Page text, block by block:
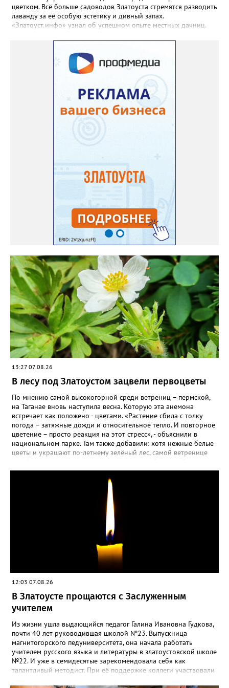
цветком. Всё больше садоводов Златоуста стремятся разводить
лаванду за её особую эстетику и дивный запах.
«Златоуст.инфо» узнал об успешном опыте местных дачниц.
семян (на фото), - отметила «Златоуст.инфо» хозяйка частного
дома Екатерина Бойко. – Посадила вдоль забора, потому что
низины этот цветок не любит. Вот уже второй год растет и
радует меня. Соседи просят саженцы: аромат и до них
доносится. В конце лета собираю лаванду в пучки, сушу –
получаются букеты и саше одновременно. Лаванда широко
используется и в кулинарии». Семена, отметила собеседница
нашего портала, у неё были сорта «Вознесенская узколистная».
Только она хорошо зимует без укрытия. Всхожесть оказалась
на удивление хорошей: из пяти семян из каждой пачки четыре
взошли даже без стратификации. После покупки (по весне)
садовод советует сразу убрать семена в холодильник на два
месяца, а место посадки - мульчировать мелкой корой. Семена
самосевом в ней отлично прорастают. Если иногда срезать
сухие цветы и стряхивать семена вокруг куртины, лаванда
весной прорастет сама. Ещё один секрет – этот символ
Прованса не любит «вкусную» почву. Добавляйте в посадочную
яму гравий и песок – требуется хороший дренаж. В первый год
Екатерина рекомендует цветы убирать, чтобы силы куста
пошли на наращивание корневой системы. А со второго года
пусть лаванда цветёт во всю силу! Фото: Екатерина Бойко,
специально для «Златоуст.инфо». Обсуждение новости здесь
ВКОНТАКТЕ https://vk.com/newszlatoust74
13:27 07.08.26
В лесу под Златоустом зацвели первоцветы
По мнению самой высокогорной среди ветрениц – пермской,
на Таганае вновь наступила весна. Которую эта анемона
встречает как положено - цветами. «Растение сбила с толку
погода – затяжные дожди и относительное тепло. И повторное
цветение – просто реакция на этот стресс», - объяснили в
национальном парке. Там также добавили: хотя нежные белые
цветы и украшают по-летнему зелёный лес, самой ветренице
силы перед долгой зимовкой.
12:03 07.08.26
В Златоусте прощаются с Заслуженным
учителем
Из жизни ушла выдающийся педагог Галина Ивановна Гудкова,
почти 40 лет руководившая школой №23. Выпускница
магнитогорского педуниверситета, она начала работать
учителем русского языка и литературы в златоустовской школе
№22. И уже в семидесятые зарекомендовала себя как
талантливый методист. При её поддержке коллеги участвовали